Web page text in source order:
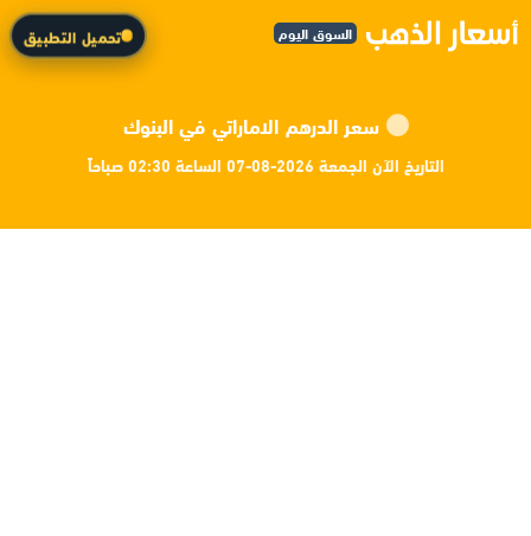
السوق اليوم تحميل التطبيق
سعر الدرهم الاماراتي في البنوك
التاريخ الآن الجمعة 2026-08-07 الساعة 02:30 صباحاً